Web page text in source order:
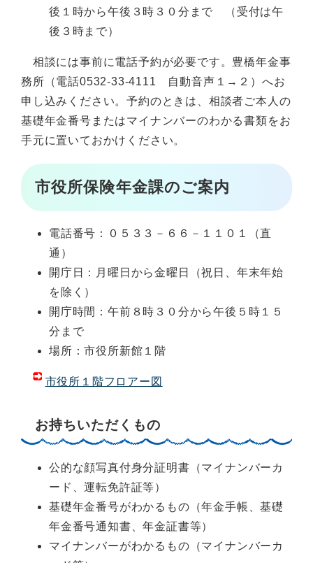
後１時から午後３時３０分まで （受付は午
後３時まで）
相談には事前に電話予約が必要です。豊橋年金事
務所（電話0532-33-4111 自動音声１→２）へお
申し込みください。予約のときは、相談者ご本人の
基礎年金番号またはマイナンバーのわかる書類をお
手元に置いておかけください。
市役所保険年金課のご案内
電話番号：０５３３－６６－１１０１（直
通）
開庁日：月曜日から金曜日（祝日、年末年始
を除く）
開庁時間：午前８時３０分から午後５時１５
分まで
場所：市役所新館１階
市役所１階フロアー図
お持ちいただくもの
公的な顔写真付身分証明書（マイナンバーカ
ード、運転免許証等）
基礎年金番号がわかるもの（年金手帳、基礎
年金番号通知書、年金証書等）
マイナンバーがわかるもの（マイナンバーカ